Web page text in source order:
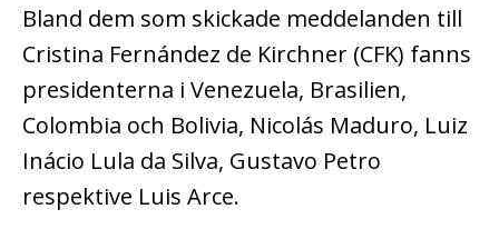
Bland dem som skickade meddelanden till
Cristina Fernández de Kirchner (CFK) fanns
presidenterna i Venezuela, Brasilien,
Colombia och Bolivia, Nicolás Maduro, Luiz
Inácio Lula da Silva, Gustavo Petro
respektive Luis Arce.